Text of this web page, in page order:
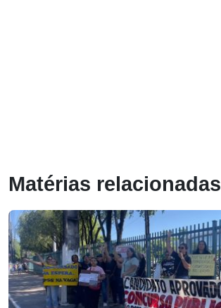
Matérias relacionadas